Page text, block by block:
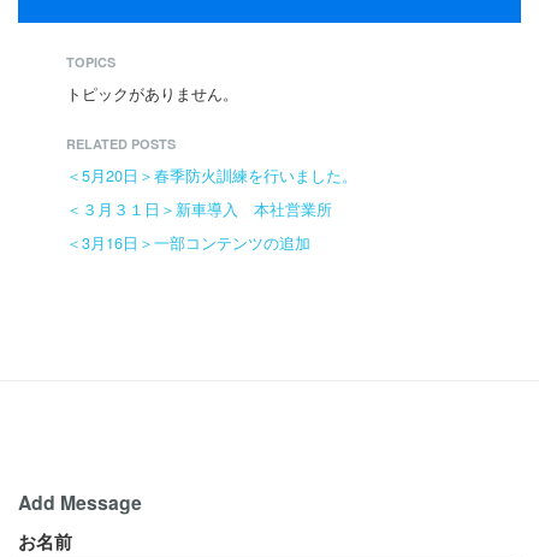
TOPICS
トピックがありません。
RELATED POSTS
＜5月20日＞春季防火訓練を行いました。
＜３月３１日＞新車導入 本社営業所
＜3月16日＞一部コンテンツの追加
Add Message
お名前